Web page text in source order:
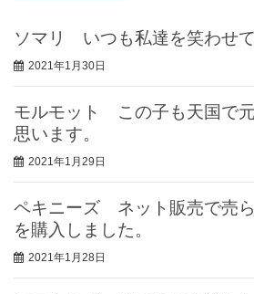
ソマリ いつも私達を笑わせて
2021年1月30日
モルモット この子も天国で
思います。
2021年1月29日
ペキニーズ ネット販売で売
を購入しました。
2021年1月28日